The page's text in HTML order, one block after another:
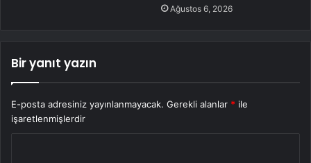
Ağustos 6, 2026
Bir yanıt yazın
E-posta adresiniz yayınlanmayacak. Gerekli alanlar * ile
işaretlenmişlerdir